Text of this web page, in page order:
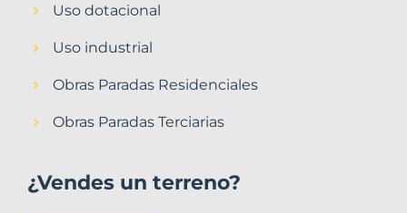
Uso dotacional
Uso industrial
Obras Paradas Residenciales
Obras Paradas Terciarias
¿Vendes un terreno?